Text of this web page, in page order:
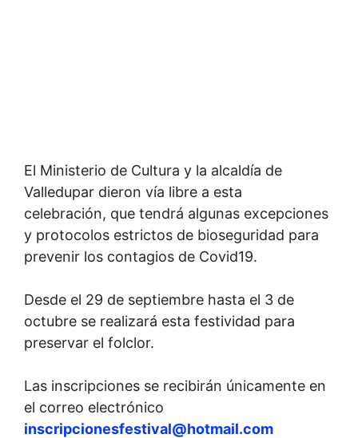
El Ministerio de Cultura y la alcaldía de
Valledupar dieron vía libre a esta
celebración, que tendrá algunas excepciones
y protocolos estrictos de bioseguridad para
prevenir los contagios de Covid19.
Desde el 29 de septiembre hasta el 3 de
octubre se realizará esta festividad para
preservar el folclor.
Las inscripciones se recibirán únicamente en
el correo electrónico
inscripcionesfestival@hotmail.com